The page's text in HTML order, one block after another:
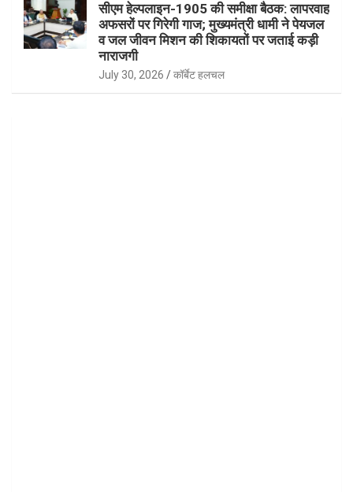
सीएम हेल्पलाइन-1905 की समीक्षा बैठक: लापरवाह
अफसरों पर गिरेगी गाज; मुख्यमंत्री धामी ने पेयजल
व जल जीवन मिशन की शिकायतों पर जताई कड़ी
नाराजगी
July 30, 2026 कॉर्बेट हलचल